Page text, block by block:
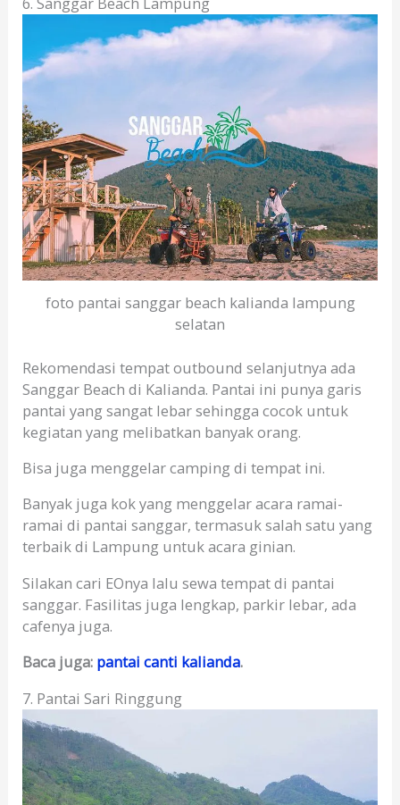
foto pantai sanggar beach kalianda lampung
selatan
Rekomendasi tempat outbound selanjutnya ada
Sanggar Beach di Kalianda. Pantai ini punya garis
pantai yang sangat lebar sehingga cocok untuk
kegiatan yang melibatkan banyak orang.
Bisa juga menggelar camping di tempat ini.
Banyak juga kok yang menggelar acara ramai-
ramai di pantai sanggar, termasuk salah satu yang
terbaik di Lampung untuk acara ginian.
Silakan cari EOnya lalu sewa tempat di pantai
sanggar. Fasilitas juga lengkap, parkir lebar, ada
cafenya juga.
Baca juga: pantai canti kalianda.
7. Pantai Sari Ringgung